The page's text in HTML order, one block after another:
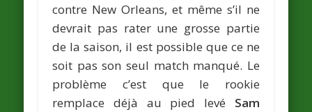
contre New Orleans, et même s’il ne
devrait pas rater une grosse partie
de la saison, il est possible que ce ne
soit pas son seul match manqué. Le
problème c’est que le rookie
remplace déjà au pied levé Sam